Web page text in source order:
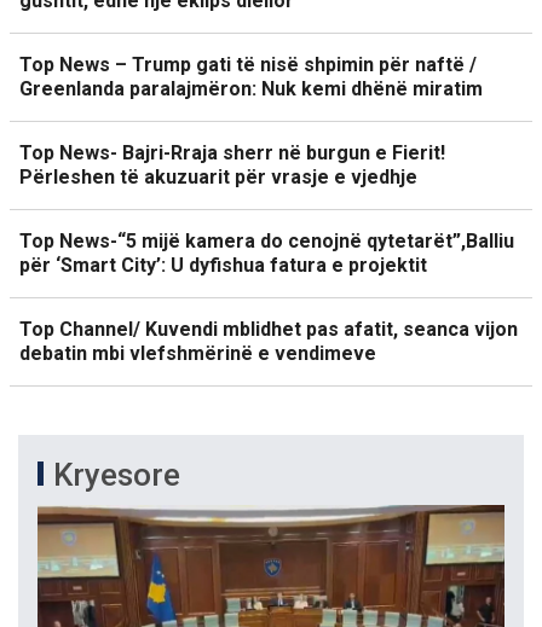
Top News – Trump gati të nisë shpimin për naftë /
Greenlanda paralajmëron: Nuk kemi dhënë miratim
Top News- Bajri-Rraja sherr në burgun e Fierit!
Përleshen të akuzuarit për vrasje e vjedhje
Top News-“5 mijë kamera do cenojnë qytetarët”,Balliu
për ‘Smart City’: U dyfishua fatura e projektit
Top Channel/ Kuvendi mblidhet pas afatit, seanca vijon
debatin mbi vlefshmërinë e vendimeve
Kryesore